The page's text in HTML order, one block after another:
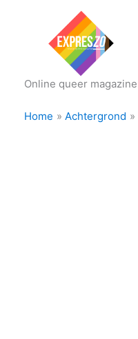
Online queer magazine
Home Achtergrond